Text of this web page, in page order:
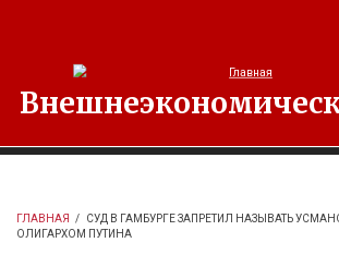
ГЛАВНАЯ /
СУД В ГАМБУРГЕ ЗАПРЕТИЛ НАЗЫВАТЬ
ОЛИГАРХОМ ПУТИНА